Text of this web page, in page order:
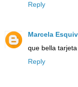
Reply
Marcela
que bella
Reply